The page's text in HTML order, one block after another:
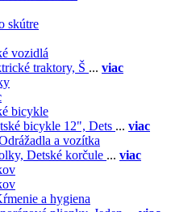
skútre
vozidlá
traktory, Š ... viac
bicykle
bicykle 12", Dets ... viac
a vozítka
Detské korčule ... viac
a hygiena